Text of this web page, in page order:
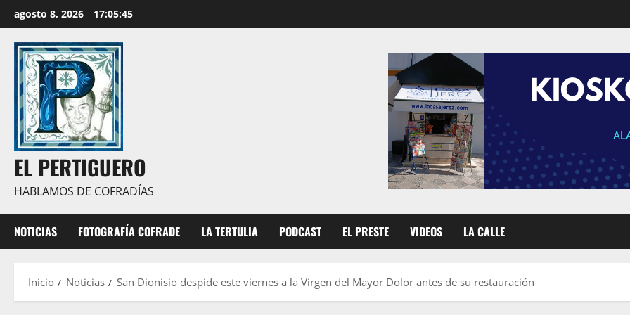
al
contenido
agosto 8, 2026 17:05:46
EL PERTIGUERO
HABLAMOS DE COFRADÍAS
NOTICIAS FOTOGRAFÍA COFRADE LA TERTULIA PODCAST EL PRESTE VIDEOS LA CALLE
Inicio Noticias San Dionisio despide este viernes a la Virgen del Mayor Dolor antes de su restauración